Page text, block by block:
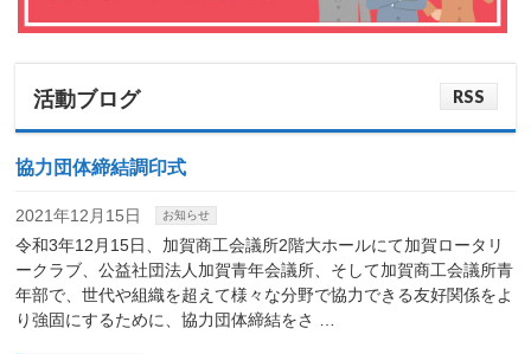
活動ブログ RSS
協力団体締結調印式
2021年12月15日 お知らせ
令和3年12月15日、加賀商工会議所2階大ホールにて加賀ロータリ
ークラブ、公益社団法人加賀青年会議所、そして加賀商工会議所青
年部で、世代や組織を超えて様々な分野で協力できる友好関係をよ
り強固にするために、協力団体締結をさ …